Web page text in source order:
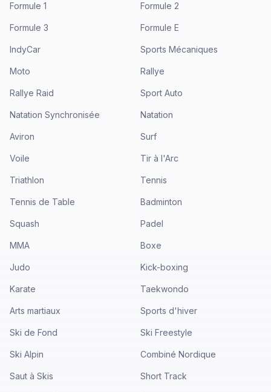
Formule 1 Formule 2
Formule 3 Formule E
IndyCar Sports Mécaniques
Moto Rallye
Rallye Raid Sport Auto
Natation Synchronisée Natation
Aviron Surf
Voile Tir à l'Arc
Triathlon Tennis
Tennis de Table Badminton
Squash Padel
MMA Boxe
Judo Kick-boxing
Karate Taekwondo
Arts martiaux Sports d'hiver
Ski de Fond Ski Freestyle
Ski Alpin Combiné Nordique
Saut à Skis Short Track